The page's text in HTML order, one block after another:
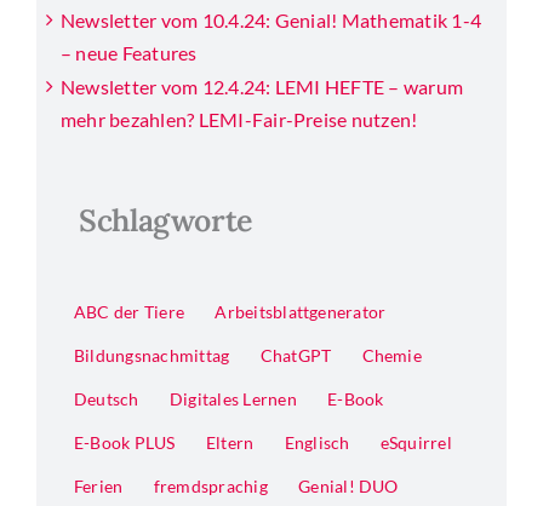
Newsletter vom 10.4.24: Genial! Mathematik 1-4
– neue Features
Newsletter vom 12.4.24: LEMI HEFTE – warum
mehr bezahlen? LEMI-Fair-Preise nutzen!
Schlagworte
ABC der Tiere Arbeitsblattgenerator
Bildungsnachmittag ChatGPT Chemie
Deutsch Digitales Lernen E-Book
E-Book PLUS Eltern Englisch eSquirrel
Ferien fremdsprachig Genial! DUO